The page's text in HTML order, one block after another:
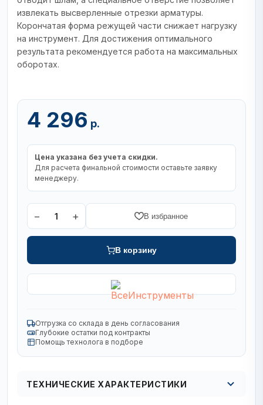
извлекать высверленные отрезки арматуры.
Корончатая форма режущей части снижает нагрузку
на инструмент. Для достижения оптимального
результата рекомендуется работа на максимальных
оборотах.
4 296 р.
Цена указана без учета скидки.
Для расчета финальной стоимости оставьте заявку
менеджеру.
− 1 + В избранное
В корзину
Отгрузка со склада в день согласования
Глубокие остатки под контракты
Помощь технолога в подборе
ТЕХНИЧЕСКИЕ ХАРАКТЕРИСТИКИ